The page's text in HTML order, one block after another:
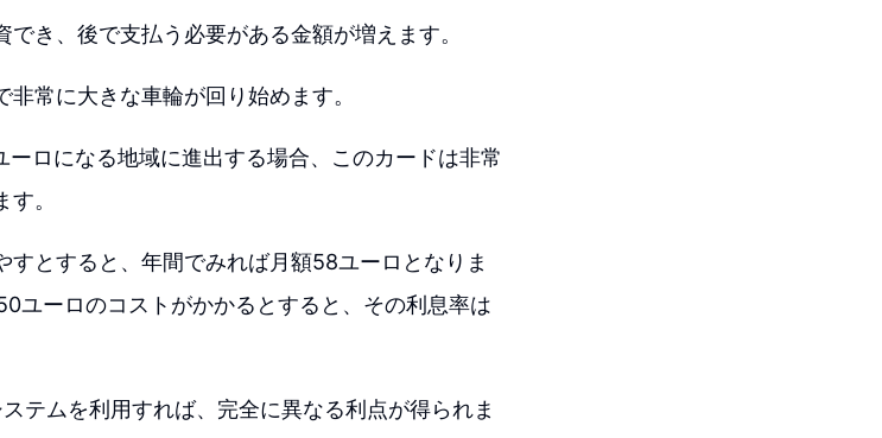
き、後で支払う必要がある金額が増えます。
常に大きな車輪が回り始めます。
ロになる地域に進出する場合、このカードは非常
。
とすると、年間でみれば月額58ユーロとなりま
ユーロのコストがかかるとすると、その利息率は
テムを利用すれば、完全に異なる利点が得られま